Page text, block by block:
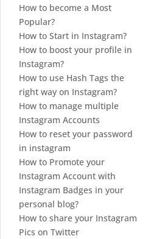
How to become a Most
Popular?
How to Start in Instagram?
How to boost your profile in
Instagram?
How to use Hash Tags the
right way on Instagram?
How to manage multiple
Instagram Accounts
How to reset your password
in instagram
How to Promote your
Instagram Account with
Instagram Badges in your
personal blog?
How to share your Instagram
Pics on Twitter